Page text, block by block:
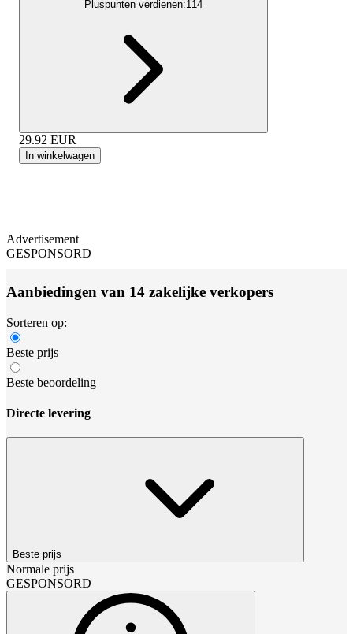
Pluspunten verdienen:114
29.92 EUR
In winkelwagen
Advertisement
GESPONSORD
Aanbiedingen van 14 zakelijke verkopers
Sorteren op:
Beste prijs
Beste beoordeling
Directe levering
Beste prijs
Normale prijs
GESPONSORD